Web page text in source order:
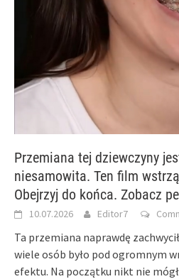
Przemiana tej dziewczyny
niesamowita. Ten film
Obejrzyj do końca. Zobacz
10.07.2026 Editor7
Ta przemiana naprawdę
wiele osób było pod ogromnym
efektu. Na początku nikt nie